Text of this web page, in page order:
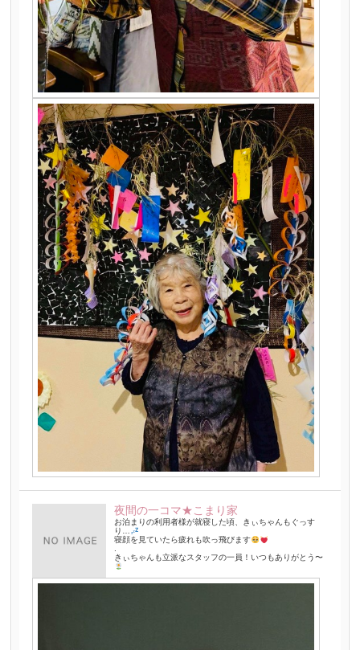
夜間の一コマ★こまり家
お泊まりの利用者様が就寝した頃、きぃちゃんもぐっす
り…
寝顔を見ていたら疲れも吹っ飛びます
.
きぃちゃんも立派なスタッフの一員！いつもありがとう〜